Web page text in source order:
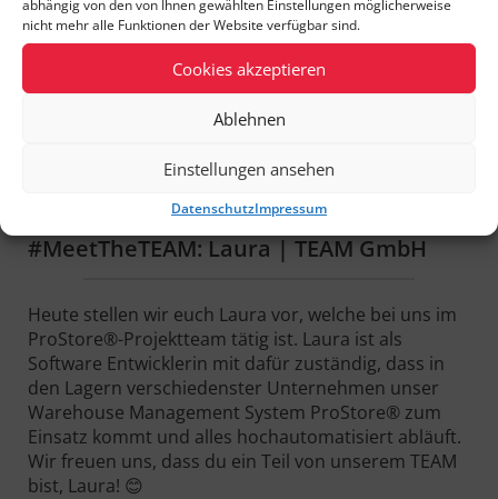
abhängig von den von Ihnen gewählten Einstellungen möglicherweise
nicht mehr alle Funktionen der Website verfügbar sind.
Cookies akzeptieren
Ablehnen
Einstellungen ansehen
DatenschutzImpressum
Video
#MeetTheTEAM: Laura | TEAM GmbH
Heute stellen wir euch Laura vor, welche bei uns im
ProStore®-Projektteam tätig ist. Laura ist als
Software Entwicklerin mit dafür zuständig, dass in
den Lagern verschiedenster Unternehmen unser
Warehouse Management System ProStore® zum
Einsatz kommt und alles hochautomatisiert abläuft.
Wir freuen uns, dass du ein Teil von unserem TEAM
bist, Laura! 😊